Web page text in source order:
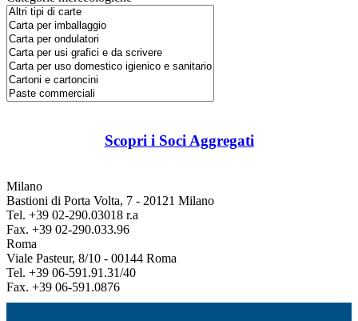
Scopri i Soci Aggregati
Milano
Bastioni di Porta Volta, 7 - 20121 Milano
Tel. +39 02-290.03018 r.a
Fax. +39 02-290.033.96
Roma
Viale Pasteur, 8/10 - 00144 Roma
Tel. +39 06-591.91.31/40
Fax. +39 06-591.0876